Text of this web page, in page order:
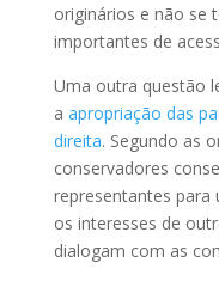
originários e não se
importantes de
Uma outra questão
a apropriação das
direita. Segundo as
conservadores
representantes para
os interesses de
dialogam com as